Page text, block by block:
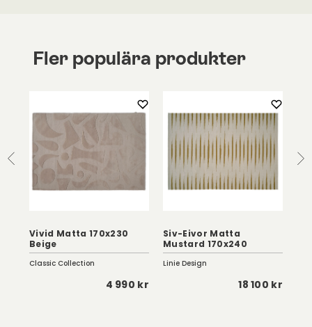
Fler populära produkter
Vivid Matta 170x230
Beige
Classic Collection
4 990 kr
Siv-Eivor Matta
Mustard 170x240
Linie Design
18 100 kr